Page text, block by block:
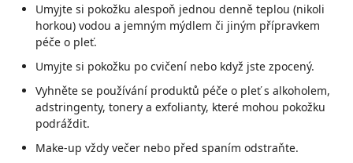
Umyjte si pokožku alespoň jednou denně teplou (nikoli
horkou) vodou a jemným mýdlem či jiným přípravkem
péče o pleť.
Umyjte si pokožku po cvičení nebo když jste zpocený.
Vyhněte se používání produktů péče o pleť s alkoholem,
adstringenty, tonery a exfolianty, které mohou pokožku
podráždit.
Make-up vždy večer nebo před spaním odstraňte.